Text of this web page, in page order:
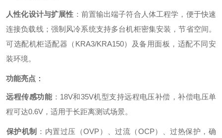
人性化设计与扩展性 ‌：前置输出端子符合人体工程学，便于快速
连接负载线；强制风冷系统支持多台机柜密集安装，节省空间。
可选配机柜适配器（KRA3/KRA150）及备用面板，适配不同安
装环境。
功能亮点 ‌：
远程传感功能 ‌：18V和35V机型支持远程电压补偿，补偿电压单
程可达0.6V，适用于长距离测试场景。
保护机制 ‌：内置过压（OVP）、过流（OCP）、过热保护，确